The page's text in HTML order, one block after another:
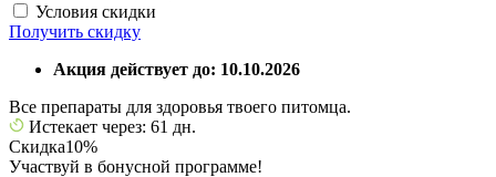
Условия скидки
Получить скидку
Акция действует до: 10.10.2026
Все препараты для здоровья твоего питомца.
Истекает через: 61 дн.
Скидка10%
Участвуй в бонусной программе!